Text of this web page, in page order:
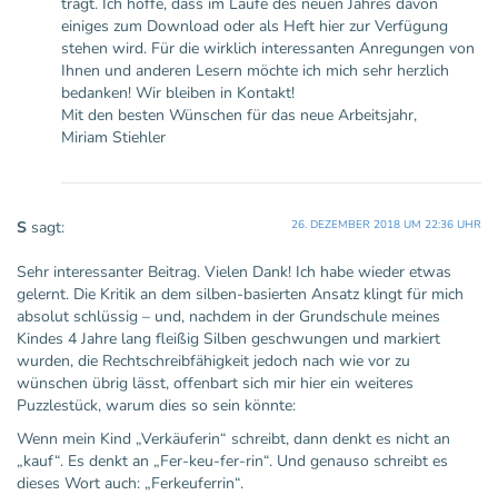
einiges zum Download oder als Heft hier zur Verfügung
stehen wird. Für die wirklich interessanten Anregungen von
Ihnen und anderen Lesern möchte ich mich sehr herzlich
bedanken! Wir bleiben in Kontakt!
Mit den besten Wünschen für das neue Arbeitsjahr,
Miriam Stiehler
S sagt: 26. DEZEMBER 2018 UM 22:36 UHR
Sehr interessanter Beitrag. Vielen Dank! Ich habe wieder etwas
gelernt. Die Kritik an dem silben-basierten Ansatz klingt für mich
absolut schlüssig – und, nachdem in der Grundschule meines
Kindes 4 Jahre lang fleißig Silben geschwungen und markiert
wurden, die Rechtschreibfähigkeit jedoch nach wie vor zu
wünschen übrig lässt, offenbart sich mir hier ein weiteres
Puzzlestück, warum dies so sein könnte:
Wenn mein Kind „Verkäuferin“ schreibt, dann denkt es nicht an
„kauf“. Es denkt an „Fer-keu-fer-rin“. Und genauso schreibt es
dieses Wort auch: „Ferkeuferrin“.